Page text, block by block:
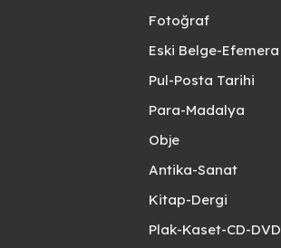
Fotoğraf
Eski Belge-Efemera
Pul-Posta Tarihi
Para-Madalya
Obje
Antika-Sanat
Kitap-Dergi
Plak-Kaset-CD-DVD